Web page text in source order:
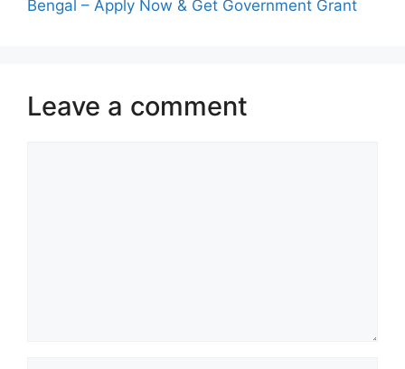
Bengal – Apply Now & Get Government Grant
Leave a comment